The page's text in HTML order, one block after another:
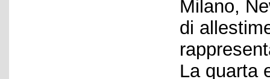
Milano,
di
La quarta